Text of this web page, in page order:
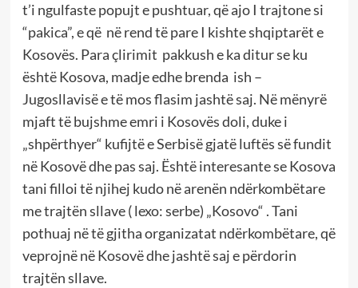
t’i ngulfaste popujt e pushtuar, që ajo I trajtone si
“pakica”, e që në rend të pare I kishte shqiptarët e
Kosovës. Para çlirimit pakkush e ka ditur se ku
është Kosova, madje edhe brenda ish –
Jugosllavisë e të mos flasim jashtë saj. Në mënyrë
mjaft të bujshme emri i Kosovës doli, duke i
„shpërthyer“ kufijtë e Serbisë gjatë luftës së fundit
në Kosovë dhe pas saj. Është interesante se Kosova
tani filloi të njihej kudo në arenën ndërkombëtare
me trajtën sllave ( lexo: serbe) „Kosovo“ . Tani
pothuaj në të gjitha organizatat ndërkombëtare, që
veprojnë në Kosovë dhe jashtë saj e përdorin
trajtën sllave.